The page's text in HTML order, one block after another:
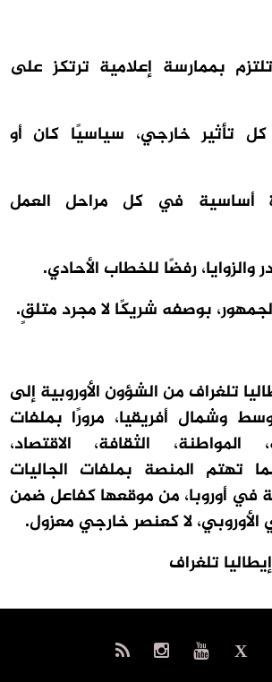
بممارسة إعلامية ترتكز على
كل تأثير خارجي، سياسيًا كان أو
أساسية في كل مراحل العمل
والزوايا، رفضًا للخطاب الأحادي.
بوصفه شريكًا لا مجرد متلقٍ.
تلغراف من الشؤون الأوروبية إلى
وشمال أفريقيا، مرورًا بملفات
المواطنة، الثقافة، الاقتصاد،
تهتم المنصة بملفات الجاليات
في أوروبا، من موقعها كفاعل ضمن
لا كعنصر خارجي معزول.
تلغراف